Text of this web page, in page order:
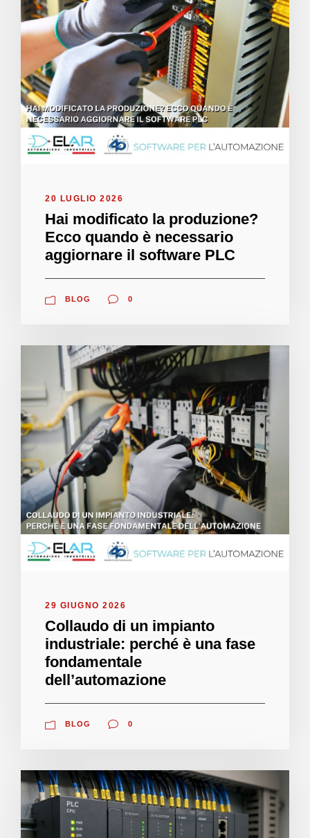
20 LUGLIO 2026
Hai modificato la produzione?
Ecco quando è necessario
aggiornare il software PLC
BLOG 0
29 GIUGNO 2026
Collaudo di un impianto
industriale: perché è una fase
fondamentale
dell’automazione
BLOG 0